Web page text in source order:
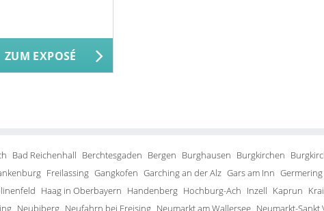
ZUM EXPOSÉ
Bad Reichenhall Berchtesgaden Bergen Burghausen Burgkirchen
Freilassing Gangkofen Garching an der Alz Gars am Inn Germering
Haag in Oberbayern Handenberg Hochburg-Ach Inzell Kaprun
Neubiberg Neufahrn bei Freising Neumarkt am Wallersee Neumarkt-Sankt